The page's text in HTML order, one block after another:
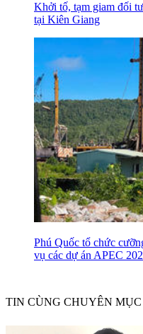
Khởi tố, tạm giam đối
tại Kiên Giang
Phú Quốc tổ chức
vụ các dự án APEC
TIN CÙNG CHUYÊN MỤC